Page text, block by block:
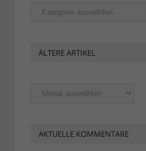
Rubriken
ÄLTERE ARTIKEL
Ältere
Artikel
AKTUELLE KOMMENTARE